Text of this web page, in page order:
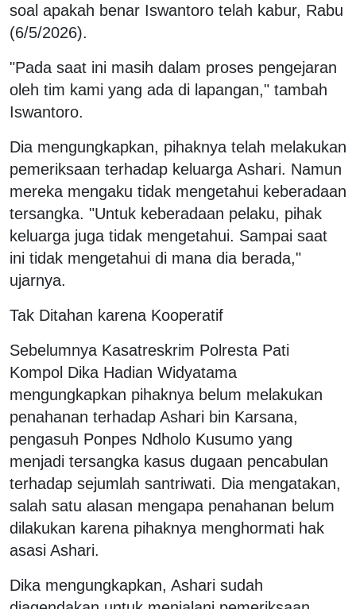
soal apakah benar Iswantoro telah kabur, Rabu
(6/5/2026).
"Pada saat ini masih dalam proses pengejaran
oleh tim kami yang ada di lapangan," tambah
Iswantoro.
Dia mengungkapkan, pihaknya telah melakukan
pemeriksaan terhadap keluarga Ashari. Namun
mereka mengaku tidak mengetahui keberadaan
tersangka. "Untuk keberadaan pelaku, pihak
keluarga juga tidak mengetahui. Sampai saat
ini tidak mengetahui di mana dia berada,"
ujarnya.
Tak Ditahan karena Kooperatif
Sebelumnya Kasatreskrim Polresta Pati
Kompol Dika Hadian Widyatama
mengungkapkan pihaknya belum melakukan
penahanan terhadap Ashari bin Karsana,
pengasuh Ponpes Ndholo Kusumo yang
menjadi tersangka kasus dugaan pencabulan
terhadap sejumlah santriwati. Dia mengatakan,
salah satu alasan mengapa penahanan belum
dilakukan karena pihaknya menghormati hak
asasi Ashari.
Dika mengungkapkan, Ashari sudah